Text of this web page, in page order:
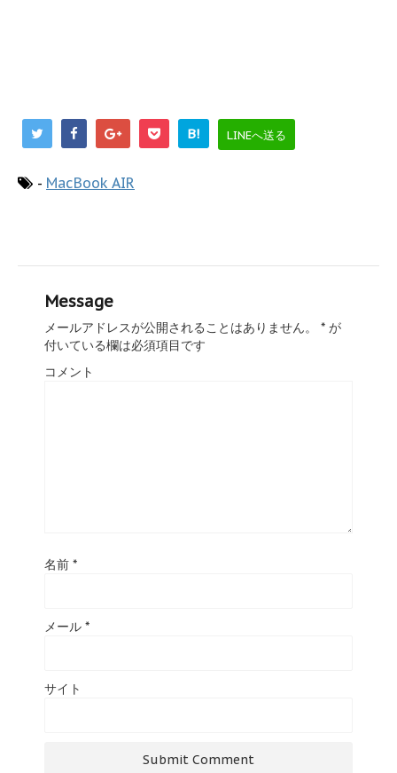
B! LINEへ送る
- MacBook AIR
Message
メールアドレスが公開されることはありません。 * が
付いている欄は必須項目です
コメント
名前 *
メール *
サイト